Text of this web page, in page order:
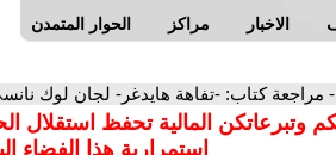
الحوار المتمدن مراكز الاخبار
- مراجعة كتاب: -تفاهة هايدغر- لجان لوك
وتبرعاتكن المالية تحفظ استقلال
استمرارية هذا الفضاء